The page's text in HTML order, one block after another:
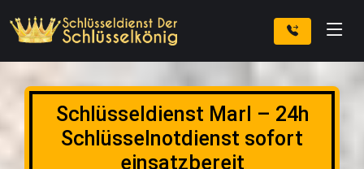
Schlüsseldienst Marl – 24h
Schlüsselnotdienst sofort
einsatzbereit